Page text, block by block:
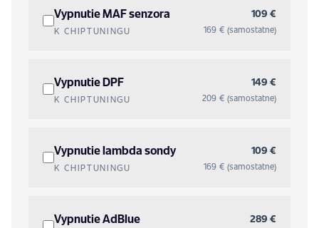
Vypnutie MAF senzora
K CHIPTUNINGU
109 €
169 € (samostatne)
Vypnutie DPF
K CHIPTUNINGU
149 €
209 € (samostatne)
Vypnutie lambda sondy
K CHIPTUNINGU
109 €
169 € (samostatne)
Vypnutie AdBlue 289 €